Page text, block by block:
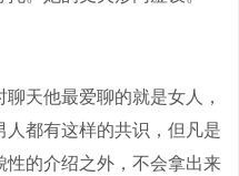
天他最爱聊的就是女人，
都有这样的共识，但凡是
的介绍之外，不会拿出来